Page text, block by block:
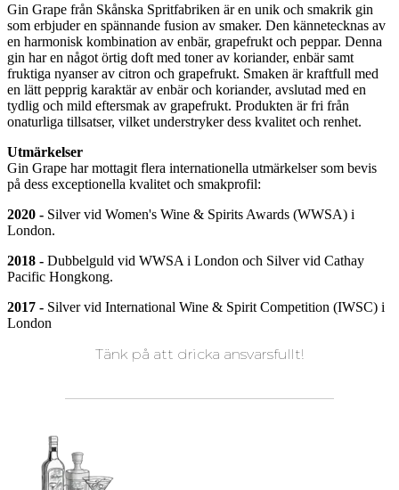
Gin Grape från Skånska Spritfabriken är en unik och smakrik gin
som erbjuder en spännande fusion av smaker. Den kännetecknas av
en harmonisk kombination av enbär, grapefrukt och peppar. Denna
gin har en något örtig doft med toner av koriander, enbär samt
fruktiga nyanser av citron och grapefrukt. Smaken är kraftfull med
en lätt pepprig karaktär av enbär och koriander, avslutad med en
tydlig och mild eftersmak av grapefrukt. Produkten är fri från
onaturliga tillsatser, vilket understryker dess kvalitet och renhet​​.
Utmärkelser
Gin Grape har mottagit flera internationella utmärkelser som bevis
på dess exceptionella kvalitet och smakprofil:
2020 - Silver vid Women's Wine & Spirits Awards (WWSA) i
London.
2018 - Dubbelguld vid WWSA i London och Silver vid Cathay
Pacific Hongkong.
2017 - Silver vid International Wine & Spirit Competition (IWSC) i
London
Tänk på att dricka ansvarsfullt!